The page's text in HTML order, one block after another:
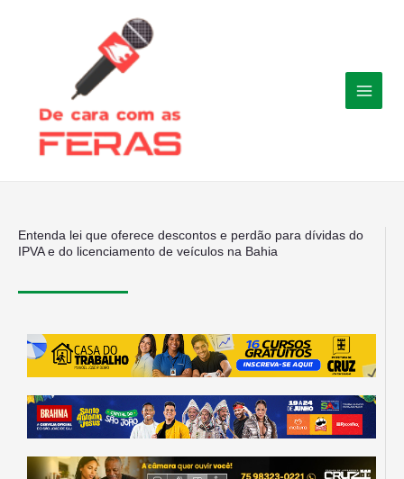
Entenda lei que oferece descontos e perdão para dívidas do
IPVA e do licenciamento de veículos na Bahia